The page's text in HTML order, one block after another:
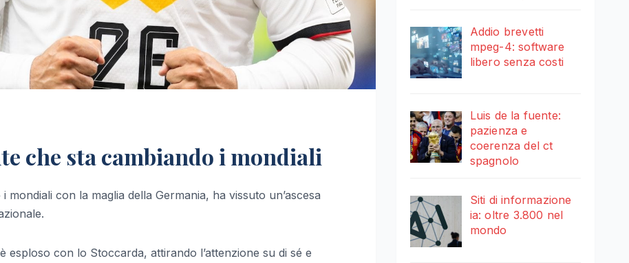
che sta cambiando i mondiali
mondiali con la maglia della Germania, ha vissuto un’ascesa
con lo Stoccarda, attirando l’attenzione su di sé e
Addio brevetti
mpeg-4: software
libero senza costi
Luis de la fuente:
pazienza e
coerenza del ct
spagnolo
Siti di informazione
ia: oltre 3.800 nel
mondo